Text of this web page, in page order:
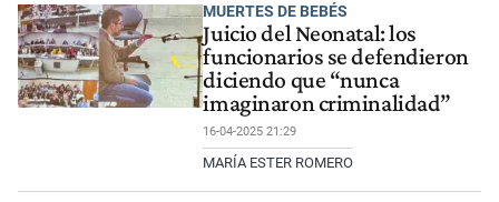
MUERTES DE BEBÉS
Juicio del Neonatal: los
funcionarios se defendieron
diciendo que “nunca
imaginaron criminalidad”
16-04-2025 21:29
MARÍA ESTER ROMERO